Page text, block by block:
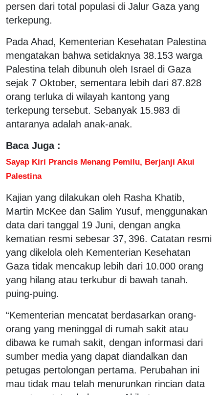
persen dari total populasi di Jalur Gaza yang
terkepung.
Pada Ahad, Kementerian Kesehatan Palestina
mengatakan bahwa setidaknya 38.153 warga
Palestina telah dibunuh oleh Israel di Gaza
sejak 7 Oktober, sementara lebih dari 87.828
orang terluka di wilayah kantong yang
terkepung tersebut. Sebanyak 15.983 di
antaranya adalah anak-anak.
Baca Juga :
Sayap Kiri Prancis Menang Pemilu, Berjanji Akui
Palestina
Kajian yang dilakukan oleh Rasha Khatib,
Martin McKee dan Salim Yusuf, menggunakan
data dari tanggal 19 Juni, dengan angka
kematian resmi sebesar 37, 396. Catatan resmi
yang dikelola oleh Kementerian Kesehatan
Gaza tidak mencakup lebih dari 10.000 orang
yang hilang atau terkubur di bawah tanah.
puing-puing.
“Kementerian mencatat berdasarkan orang-
orang yang meninggal di rumah sakit atau
dibawa ke rumah sakit, dengan informasi dari
sumber media yang dapat diandalkan dan
petugas pertolongan pertama. Perubahan ini
mau tidak mau telah menurunkan rincian data